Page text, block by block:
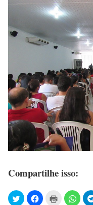
Compartilhe isso: